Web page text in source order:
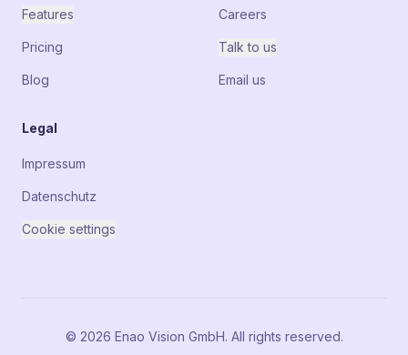
Features
Pricing
Blog
Careers
Talk to us
Email us
Legal
Impressum
Datenschutz
Cookie settings
© 2026 Enao Vision GmbH. All rights reserved.